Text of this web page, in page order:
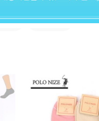
형 고급형